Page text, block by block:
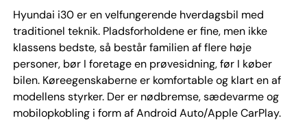
Hyundai i30 er en velfungerende hverdagsbil med
traditionel teknik. Pladsforholdene er fine, men ikke
klassens bedste, så består familien af flere høje
personer, bør I foretage en prøvesidning, før I køber
bilen. Køreegenskaberne er komfortable og klart en af
modellens styrker. Der er nødbremse, sædevarme og
mobilopkobling i form af Android Auto/Apple CarPlay.